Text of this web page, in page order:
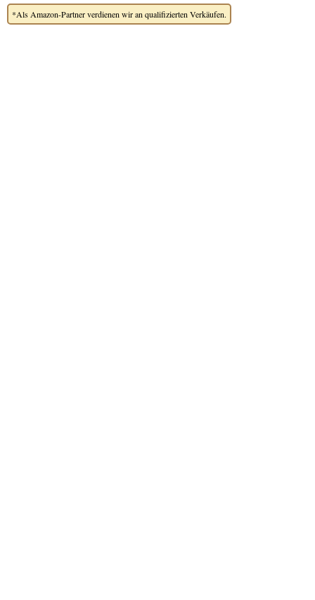
*Als Amazon-Partner verdienen wir an qualifizierten Verkäufen.